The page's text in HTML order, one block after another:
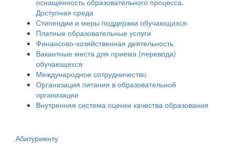
Доступная среда
Стипендии и меры поддержки обучающихся
Платные образовательные услуги
Финансово-хозяйственная деятельность
Вакантные места для приема (перевода)
обучающихся
Международное сотрудничество
Организация питания в образовательной
организации
Внутренняя система оценки качества образования
Абитуриенту